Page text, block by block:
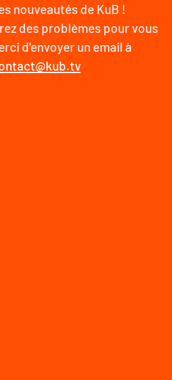
nouveautés de KuB !
des problèmes pour vous
d'envoyer un email à